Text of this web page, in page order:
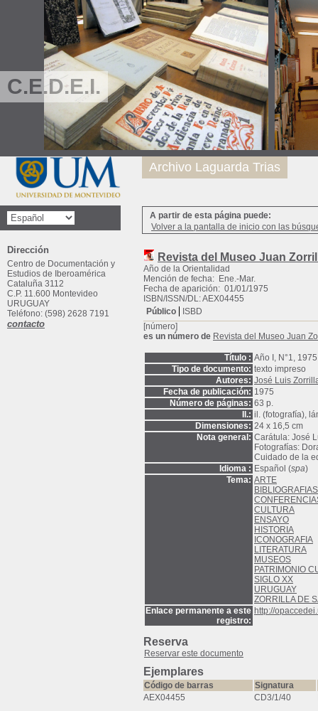
C.E.D.E.I.
A partir de esta página puede:
Volver a la pantalla de inicio con las
Revista del Museo Juan
Año de la Orientalidad
Mención de fecha: Ene.-Mar.
Fecha de aparición: 01/01/1975
ISBN/ISSN/DL: AEX04455
Público
ISBD
[número]
es un número de Revista del Museo Juan
Título : Año I, N°1,
Tipo de documento: texto impreso
Autores: José Luis
Fecha de publicación: 1975
Número de páginas: 63 p.
Il.: il. (fotografía),
Dimensiones: 24 x 16,5 cm
Nota general: Carátula: José
Fotografías:
Cuidado de la
Idioma : Español (spa)
Tema: ARTE
BIBLIOGRAFIAS
CULTURA
ENSAYO
HISTORIA
ICONOGRAFIA
LITERATURA
MUSEOS
PATRIMONIO
SIGLO XX
URUGUAY
ZORRILLA DE
Enlace permanente a este
registro:
http://
Reserva
Reservar este documento
Ejemplares
Código de barras
Signatura
AEX04455
CD3/1/40
Archivo Laguarda Trias
Dirección
Centro de Documentación y
Estudios de Iberoamérica
Cataluña 3112
C.P. 11.600 Montevideo
URUGUAY
Teléfono: (598) 2628 7191
contacto